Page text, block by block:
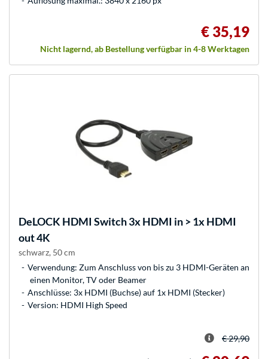
€ 35,19
Nicht lagernd, ab Bestellung verfügbar in 4-8 Werktagen
DeLOCK HDMI Switch 3x HDMI in > 1x HDMI
out 4K
schwarz, 50 cm
Verwendung: Zum Anschluss von bis zu 3 HDMI-Geräten an
einen Monitor, TV oder Beamer
Anschlüsse: 3x HDMI (Buchse) auf 1x HDMI (Stecker)
Version: HDMI High Speed
€ 29,90